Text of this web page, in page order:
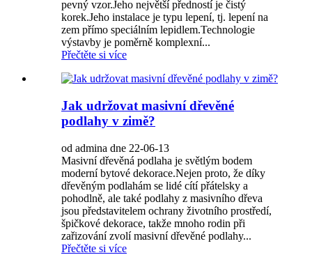
pevný vzor.Jeho největší předností je čistý
korek.Jeho instalace je typu lepení, tj. lepení na
zem přímo speciálním lepidlem.Technologie
výstavby je poměrně komplexní...
Přečtěte si více
Jak udržovat masivní dřevěné
podlahy v zimě?
od admina dne 22-06-13
Masivní dřevěná podlaha je světlým bodem
moderní bytové dekorace.Nejen proto, že díky
dřevěným podlahám se lidé cítí přátelsky a
pohodlně, ale také podlahy z masivního dřeva
jsou představitelem ochrany životního prostředí,
špičkové dekorace, takže mnoho rodin při
zařizování zvolí masivní dřevěné podlahy...
Přečtěte si více